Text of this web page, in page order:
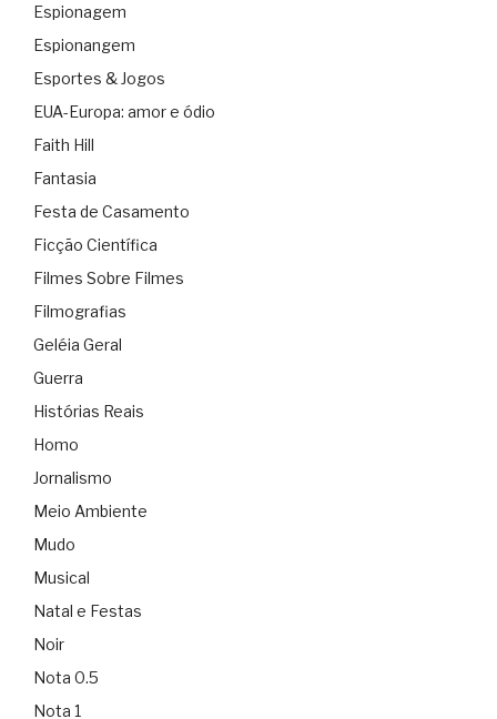
Espionagem
Espionangem
Esportes & Jogos
EUA-Europa: amor e ódio
Faith Hill
Fantasia
Festa de Casamento
Ficção Científica
Filmes Sobre Filmes
Filmografias
Geléia Geral
Guerra
Histórias Reais
Homo
Jornalismo
Meio Ambiente
Mudo
Musical
Natal e Festas
Noir
Nota 0.5
Nota 1